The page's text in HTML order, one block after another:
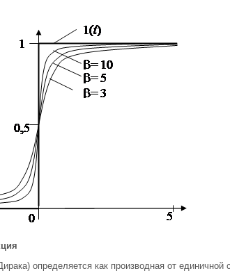
определяется как производная от единичной